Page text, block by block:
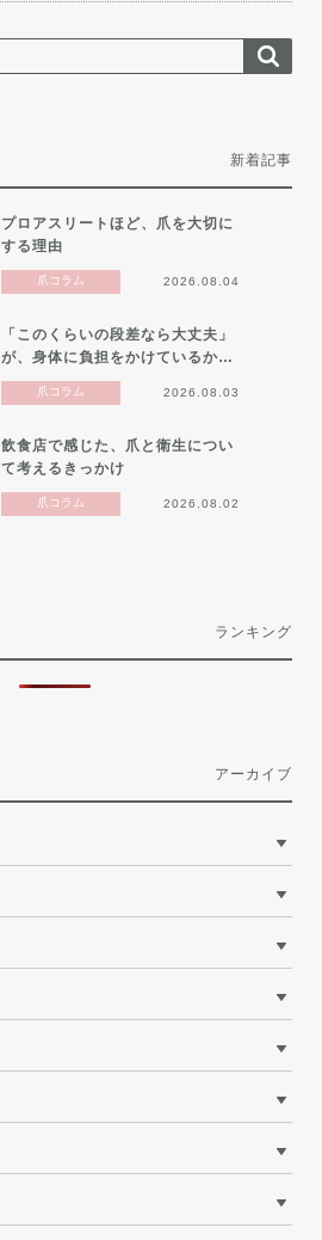
新着記事
プロアスリートほど、爪を大切に
する理由
爪コラム 2026.08.04
「このくらいの段差なら大丈夫」
が、身体に負担をかけているか…
爪コラム 2026.08.03
飲食店で感じた、爪と衛生につい
て考えるきっかけ
爪コラム 2026.08.02
ランキング
アーカイブ